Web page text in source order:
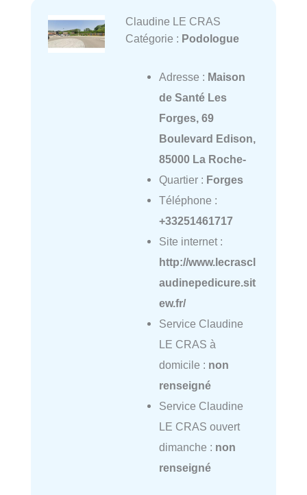
Claudine LE CRAS
Catégorie : Podologue
Adresse : Maison
de Santé Les
Forges, 69
Boulevard Edison,
85000 La Roche-
Quartier : Forges
Téléphone :
+33251461717
Site internet :
http://www.lecrascl
audinepedicure.sit
ew.fr/
Service Claudine
LE CRAS à
domicile : non
renseigné
Service Claudine
LE CRAS ouvert
dimanche : non
renseigné